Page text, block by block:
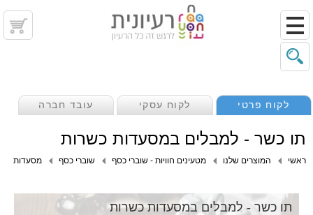
לקוח פרטי לקוח עסקי עובד חברה
תו כשר - למבלים במסעדות כשרות
ראשי המוצרים שלנו מטעינים חוויות - שוברי כסף שוברי כסף מסעדות
תו כשר - למבלים במסעדות כשרות